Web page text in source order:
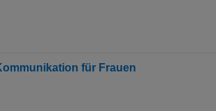
für Frauen